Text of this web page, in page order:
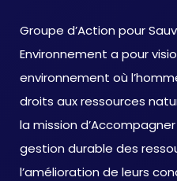
Groupe d’Action pour
Environnement a pour
environnement où
droits aux ressources
la mission
gestion durable des
l’amélioration de leurs